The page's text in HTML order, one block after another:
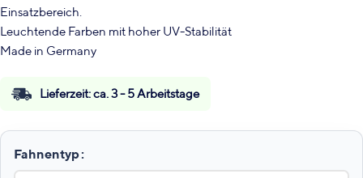
Einsatzbereich.
Leuchtende Farben mit hoher UV-Stabilität
Made in Germany
Lieferzeit:ca. 3 - 5 Arbeitstage
Fahnentyp